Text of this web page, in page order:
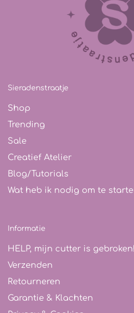
Sieradenstraatje
Shop
Trending
Sale
Creatief Atelier
Blog/Tutorials
Wat heb ik nodig om te
Informatie
HELP, mijn cutter is gebroken!
Verzenden
Retourneren
Garantie & Klachten